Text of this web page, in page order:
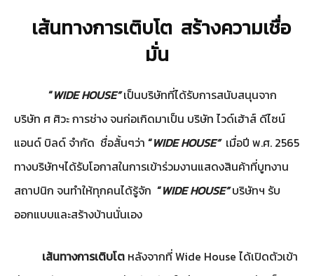
เส้นทางการเติบโต สร้างความเชื่อ
มั่น
“WIDE HOUSE”เป็นบริษัทที่ได้รับการสนับสนุนจาก
บริษัท ศ ศิวะ การช่าง จนก่อเกิดมาเป็น บริษัท ไวด์เฮ้าส์ ดีไซน์
แอนด์ บิลด์ จำกัด ชื่อสั้นๆว่า “WIDE HOUSE” เมื่อปี พ.ศ. 2565
ทางบริษัทฯได้รับโอกาสในการเข้าร่วมงานแสดงสินค้าที่บูทงาน
สถาปนิก จนทำให้ทุกคนได้รู้จัก “WIDE HOUSE”บริษัทฯ รับ
ออกแบบและสร้างบ้านนั่นเอง
เส้นทางการเติบโต หลังจากที่ Wide House ได้เปิดตัวเข้า